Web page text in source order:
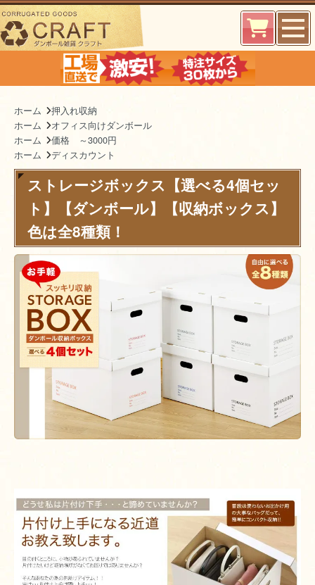
ホーム
押入れ収納
ホーム
オフィス向けダンボール
ホーム
価格 ～3000円
ホーム
ディスカウント
ストレージボックス【選べる4個セッ
ト】【ダンボール】【収納ボックス】
色は全8種類！